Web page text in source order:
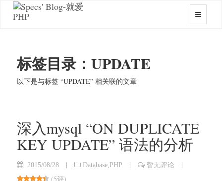
标签目录：UPDATE
以下是与标签 “UPDATE” 相关联的文章
深入mysql “ON DUPLICATE
KEY UPDATE” 语法的分析
2015/08/28 | Database PHP | 暂无评论
|
(5评)